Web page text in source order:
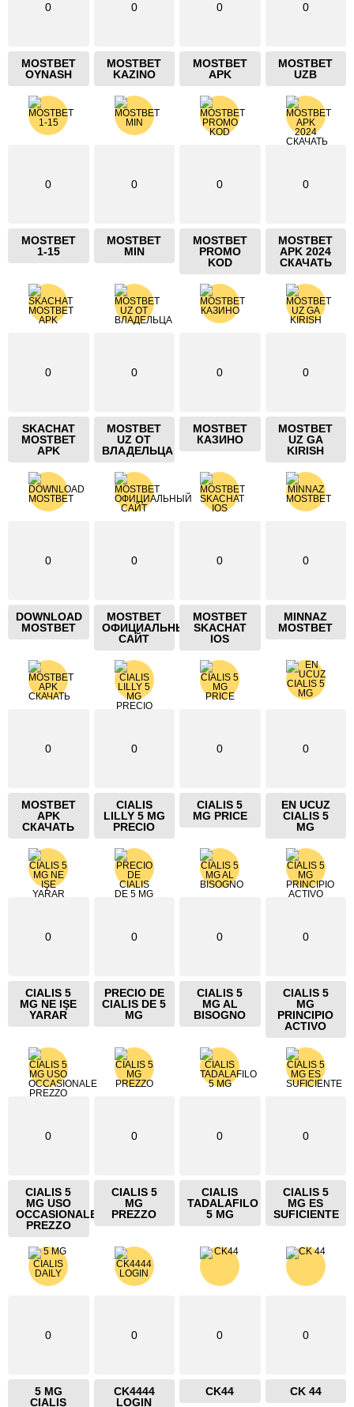
0
MOSTBET
OYNASH
0
MOSTBET
KAZINO
0
MOSTBET
APK
0
MOSTBET
UZB
0
MOSTBET
1-15
0
MOSTBET
MIN
0
MOSTBET
PROMO
KOD
0
MOSTBET
APK 2024
СКАЧАТЬ
0
SKACHAT
MOSTBET
APK
0
MOSTBET
UZ ОТ
ВЛАДЕЛЬЦА
0
MOSTBET
КАЗИНО
0
MOSTBET
UZ GA
KIRISH
0
DOWNLOAD
MOSTBET
0
MOSTBET
ОФИЦИАЛЬНЫЙ
САЙТ
0
MOSTBET
SKACHAT
IOS
0
MINNAZ
MOSTBET
0
MOSTBET
APK
СКАЧАТЬ
0
CIALIS
LILLY 5 MG
PRECIO
0
CIALIS 5
MG PRICE
0
EN UCUZ
CIALIS 5
MG
0
CIALIS 5
MG NE IŞE
YARAR
0
PRECIO DE
CIALIS DE 5
MG
0
CIALIS 5
MG AL
BISOGNO
0
CIALIS 5
MG
PRINCIPIO
ACTIVO
0
CIALIS 5
MG USO
OCCASIONALE
PREZZO
0
CIALIS 5
MG
PREZZO
0
CIALIS
TADALAFILO
5 MG
0
CIALIS 5
MG ES
SUFICIENTE
0
5 MG
CIALIS
0
CK4444
LOGIN
0
CK44
0
CK 44